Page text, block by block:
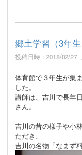
郷土学習（3年生
投稿日時 : 2018/02/27
体育館で３年生が集
した。
講師は、吉川で長年
さん。
吉川の昔の様子や小
ただき、
吉川の名物「なまず